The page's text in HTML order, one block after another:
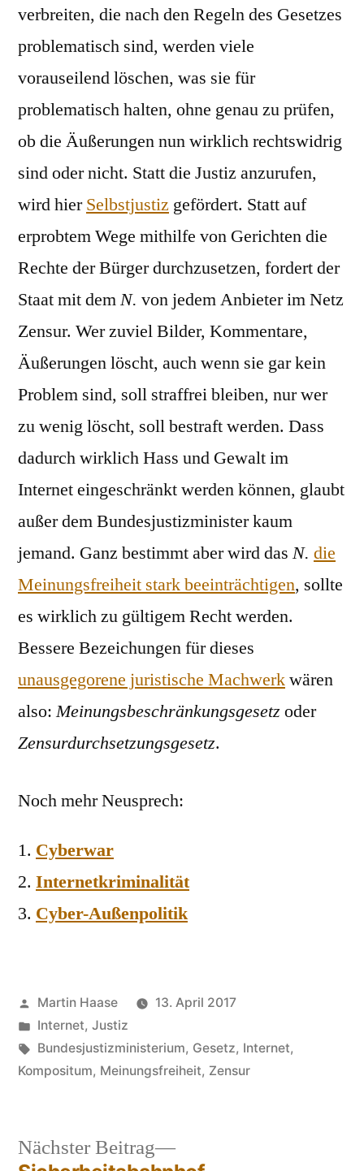
verbreiten, die nach den Regeln des Gesetzes
problematisch sind, werden viele
vorauseilend löschen, was sie für
problematisch halten, ohne genau zu prüfen,
ob die Äußerungen nun wirklich rechtswidrig
sind oder nicht. Statt die Justiz anzurufen,
wird hierSelbstjustiz gefördert. Statt auf
erprobtem Wege mithilfe von Gerichten die
Rechte der Bürger durchzusetzen, fordert der
Staat mit demN. von jedem Anbieter im Netz
Zensur. Wer zuviel Bilder, Kommentare,
Äußerungen löscht, auch wenn sie gar kein
Problem sind, soll straffrei bleiben, nur wer
zu wenig löscht, soll bestraft werden. Dass
dadurch wirklich Hass und Gewalt im
Internet eingeschränkt werden können, glaubt
außer dem Bundesjustizminister kaum
jemand. Ganz bestimmt aber wird das N. die
Meinungsfreiheit stark beeinträchtigen, sollte
es wirklich zu gültigem Recht werden.
Bessere Bezeichungen für dieses
unausgegorene juristische Machwerkwären
also:Meinungsbeschränkungsgesetzoder
Zensurdurchsetzungsgesetz.
Noch mehr Neusprech:
Cyberwar
Internetkriminalität
Cyber-Außenpolitik
Veröffentlicht
von
Martin Haase
13. April 2017
Veröffentlicht
in
Internet, Justiz
Schlagwörter:
Bundesjustizministerium, Gesetz, Internet,
Kompositum, Meinungsfreiheit, Zensur
Nächster Beitrag
Nächster